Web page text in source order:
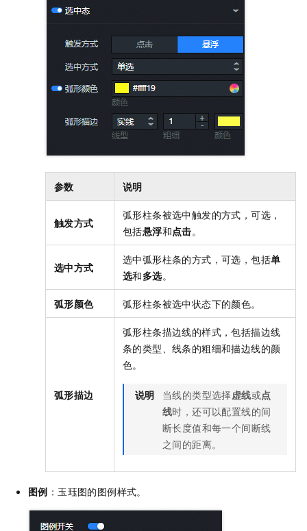
参数 说明
触发方式
弧形柱条被选中触发的方式，可选，
包括悬浮和点击。
选中方式
选中弧形柱条的方式，可选，包括单
选和多选。
弧形颜色 弧形柱条被选中状态下的颜色。
弧形描边
弧形柱条描边线的样式，包括描边线
条的类型、线条的粗细和描边线的颜
色。
说明 当线的类型选择虚线或点
线时，还可以配置线的间
断长度值和每一个间断线
之间的距离。
图例 ：玉珏图的图例样式。